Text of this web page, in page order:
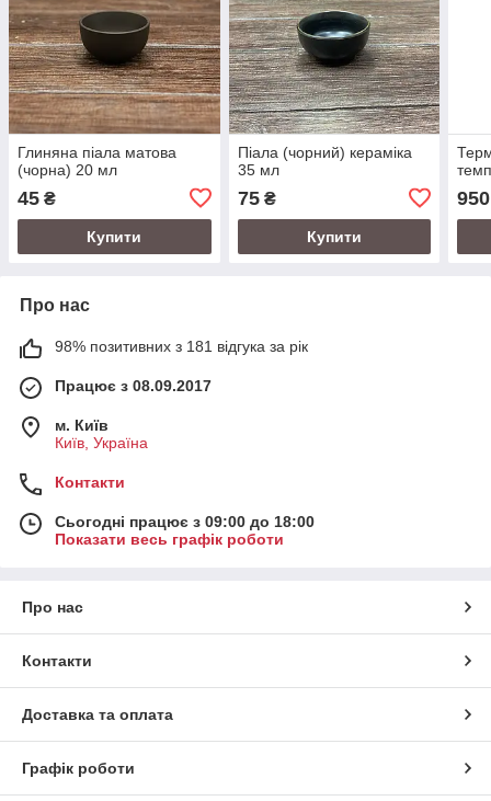
Глиняна піала матова
(чорна) 20 мл
45 ₴
Купити
Піала (чорний) кераміка
35 мл
75₴
Купити
950
Про нас
98% позитивних з 181 відгука за рік
Працює з 08.09.2017
м. Київ
Київ, Україна
Контакти
Сьогодні працює з 09:00 до 18:00
Показати весь графік роботи
Про нас
Контакти
Доставка та оплата
Графік роботи